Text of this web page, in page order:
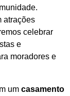
atrações
celebrar
e
moradores e
um casamento